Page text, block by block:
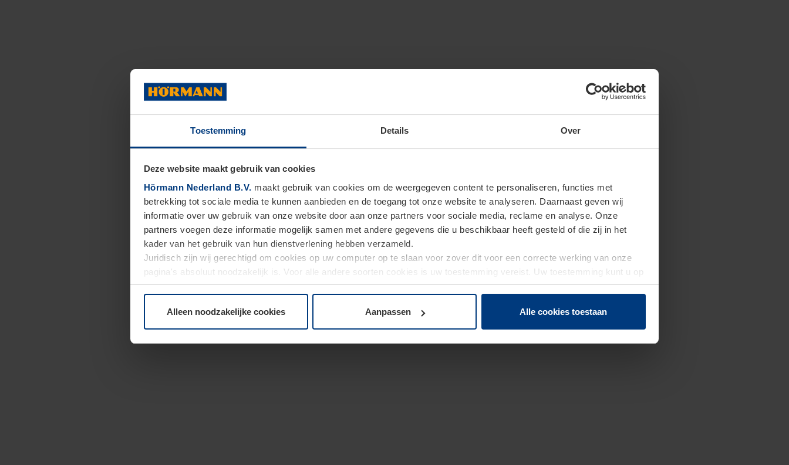
Toestemming Details Over
Deze website maakt gebruik van cookies
Hörmann Nederland B.V. maakt gebruik van cookies om de weergegeven content te personaliseren, functies met
betrekking tot sociale media te kunnen aanbieden en de toegang tot onze website te analyseren. Daarnaast geven wij
informatie over uw gebruik van onze website door aan onze partners voor sociale media, reclame en analyse. Onze
partners voegen deze informatie mogelijk samen met andere gegevens die u beschikbaar heeft gesteld of die zij in het
kader van het gebruik van hun dienstverlening hebben verzameld.
Juridisch zijn wij gerechtigd om cookies op uw computer op te slaan voor zover dit voor een correcte werking van onze
pagina's absoluut noodzakelijk is. Voor alle andere soorten cookies is uw toestemming vereist. Uw toestemming kunt u op
elk moment bij de uitleg van de cookies op paginaprivacyverklaringop onze website wijzigen of herroepen.
Alleen noodzakelijke cookies Aanpassen Alle cookies toestaan